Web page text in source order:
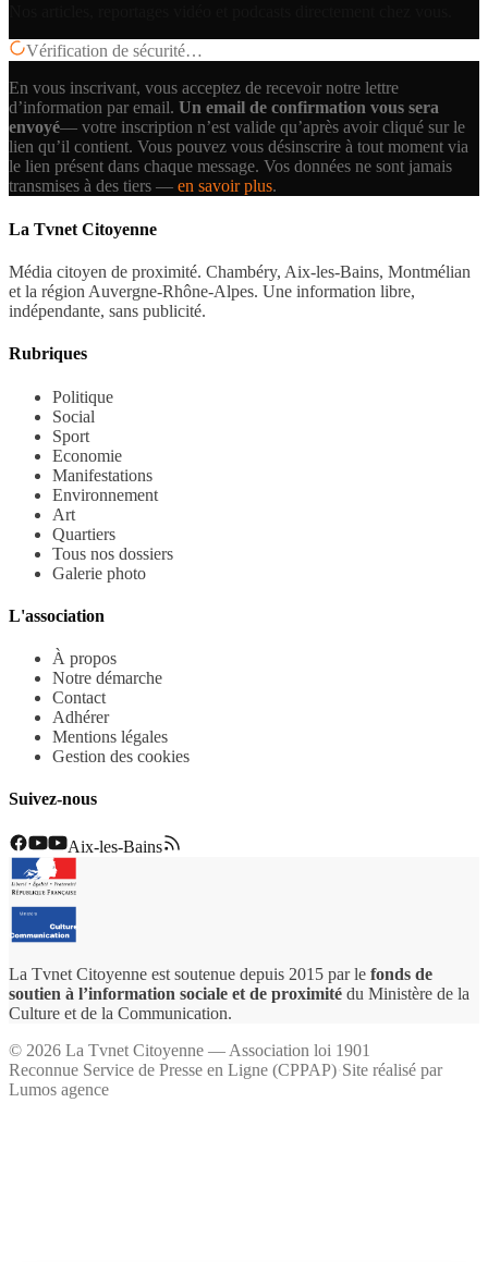
Vérification de sécurité…
En vous inscrivant, vous acceptez de recevoir notre lettre
d’information par email. Un email de confirmation vous sera
envoyé— votre inscription n’est valide qu’après avoir cliqué sur le
lien qu’il contient. Vous pouvez vous désinscrire à tout moment via
le lien présent dans chaque message. Vos données ne sont jamais
transmises à des tiers — en savoir plus.
La Tvnet Citoyenne
Média citoyen de proximité. Chambéry, Aix-les-Bains, Montmélian
et la région Auvergne-Rhône-Alpes. Une information libre,
indépendante, sans publicité.
Rubriques
Politique
Social
Sport
Economie
Manifestations
Environnement
Art
Quartiers
Tous nos dossiers
Galerie photo
L'association
À propos
Notre démarche
Contact
Adhérer
Mentions légales
Gestion des cookies
Suivez-nous
Aix-les-Bains
La Tvnet Citoyenne est soutenue depuis 2015 par le fonds de
soutien à l’information sociale et de proximité du Ministère de la
Culture et de la Communication.
© 2026 La Tvnet Citoyenne — Association loi 1901
Reconnue Service de Presse en Ligne (CPPAP)·Site réalisé par
Lumos agence